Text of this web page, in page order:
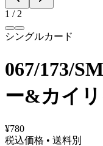
1 / 2
シングルカード
067/173/
ー&カイ
¥780
税込価格 • 送料別